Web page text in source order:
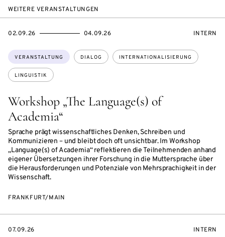
WEITERE VERANSTALTUNGEN
Workshop „The Language(s) of
Academia“
Sprache prägt wissenschaftliches Denken, Schreiben und
Kommunizieren – und bleibt doch oft unsichtbar. Im Workshop
„Language(s) of Academia“ reflektieren die Teilnehmenden anhand
eigener Übersetzungen ihrer Forschung in die Muttersprache über
die Herausforderungen und Potenziale von Mehrsprachigkeit in der
Wissenschaft.
Themen:
VERANSTALTUNG DIALOG INTERNATIONALISIERUNG
LINGUISTIK
EVENTBEGINSON
02.09.26
EVENTENDSON 04.09.26 INTERN
FRANKFURT/MAIN
EVENTBEGINSON
07.09.26 INTERN